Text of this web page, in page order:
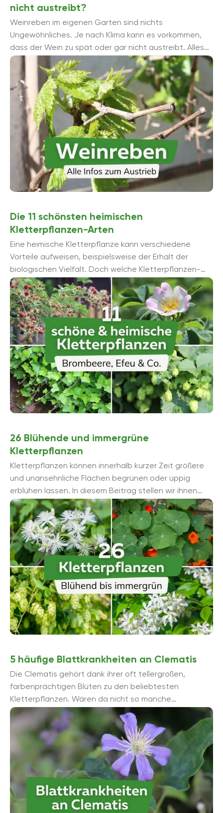
nicht austreibt?
Weinreben im eigenen Garten sind nichts
Ungewöhnliches. Je nach Klima kann es vorkommen,
dass der Wein zu spät oder gar nicht austreibt. Alles
zur Vegetationsperiode und den entsprechenden ...
Die 11 schönsten heimischen
Kletterpflanzen-Arten
Eine heimische Kletterpflanze kann verschiedene
Vorteile aufweisen, beispielsweise der Erhalt der
biologischen Vielfalt. Doch welche Kletterpflanzen-
Arten sind geeignet? Wir zeigen es Ihnen.
26 Blühende und immergrüne
Kletterpflanzen
Kletterpflanzen können innerhalb kurzer Zeit größere
und unansehnliche Flächen begrünen oder üppig
erblühen lassen. In diesem Beitrag stellen wir ihnen
einige blühende und immergrü...
5 häufige Blattkrankheiten an Clematis
Die Clematis gehört dank ihrer oft tellergroßen,
farbenprächtigen Blüten zu den beliebtesten
Kletterpflanzen. Wären da nicht so manche
Blattkrankheiten an ihrer Clematis, die Pflanzen und ...